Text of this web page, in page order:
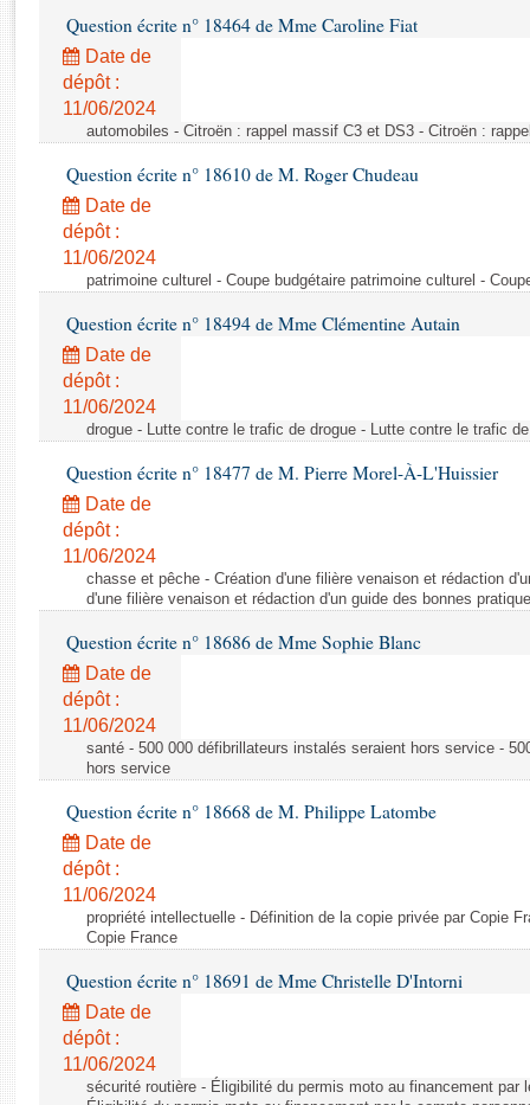
Rapports législatifs
Rapports sur l'application des lois
Baromètre de l’application des lois
Budget et sécurité sociale
Questions écrites et orales
Comptes rendus des débats
Question écrite n° 18464 de Mme Caroline Fiat
Date de
dépôt :
11/06/2024
automobiles - Citroën : rappel massif C3 et DS3 - Citroën :
Question écrite n° 18610 de M. Roger Chudeau
Date de
dépôt :
11/06/2024
patrimoine culturel - Coupe budgétaire patrimoine culturel -
Question écrite n° 18494 de Mme Clémentine Autain
Date de
dépôt :
11/06/2024
drogue - Lutte contre le trafic de drogue - Lutte contre le trafic
Question écrite n° 18477 de M. Pierre Morel-À-L'Huissier
Date de
dépôt :
11/06/2024
chasse et pêche - Création d'une filière venaison et rédaction
d'une filière venaison et rédaction d'un guide des bonnes
Question écrite n° 18686 de Mme Sophie Blanc
Date de
dépôt :
11/06/2024
santé - 500 000 défibrillateurs instalés seraient hors service -
hors service
Question écrite n° 18668 de M. Philippe Latombe
Date de
dépôt :
11/06/2024
propriété intellectuelle - Définition de la copie privée par Copie
Copie France
Question écrite n° 18691 de Mme Christelle D'Intorni
Date de
dépôt :
11/06/2024
sécurité routière - Éligibilité du permis moto au financement par